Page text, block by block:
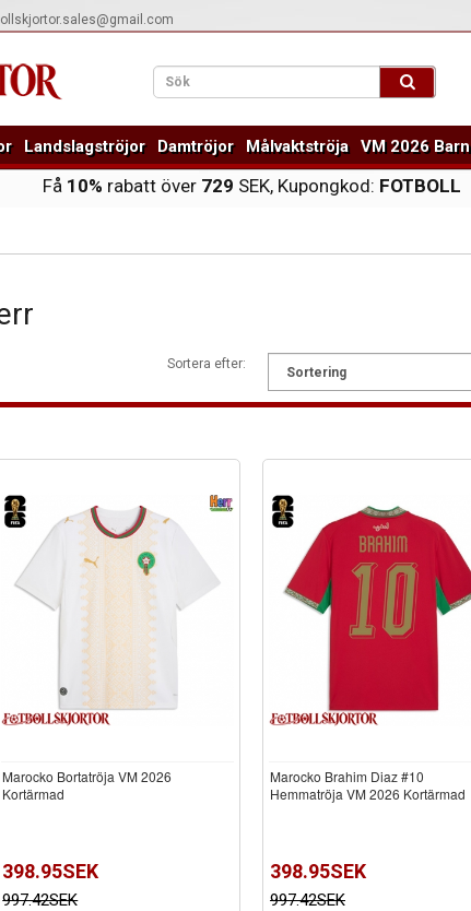
Landslagströjor Damtröjor Målvaktströja VM 2026 Barn
Få 10% rabatt över 729 SEK, Kupongkod: FOTBOLL
Sortera efter:
Marocko Bortatröja VM 2026
Kortärmad
398.95SEK
997.42SEK
Marocko Brahim Diaz #10
Hemmatröja VM 2026 Kortärmad
398.95SEK
997.42SEK